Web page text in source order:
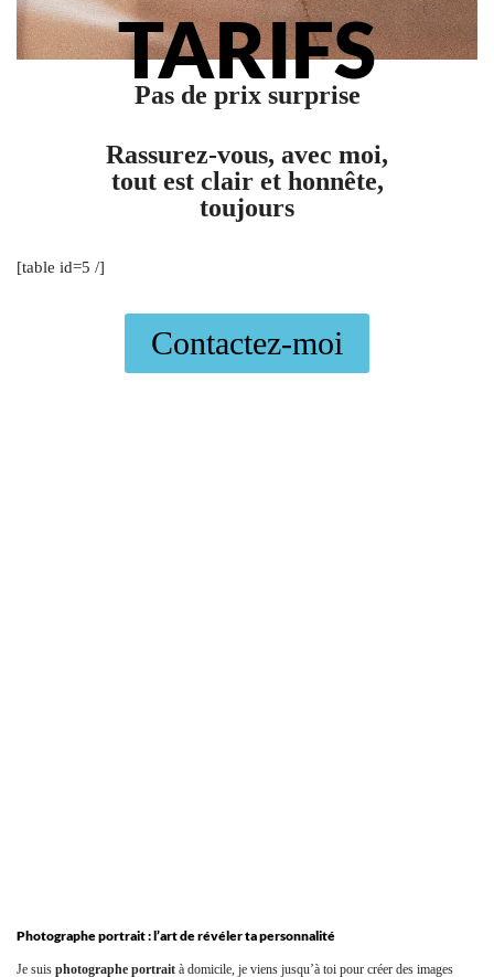
TARIFS
Pas de prix surprise
Rassurez-vous, avec moi,
tout est clair et honnête,
toujours
[table id=5 /]
Contactez-moi
Photographe portrait : l’art de révéler ta personnalité
Je suis photographe portrait à domicile, je viens jusqu’à toi pour créer des images